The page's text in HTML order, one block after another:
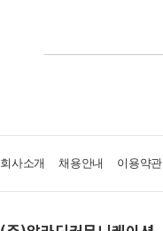
회사소개 채용안내 이용약관